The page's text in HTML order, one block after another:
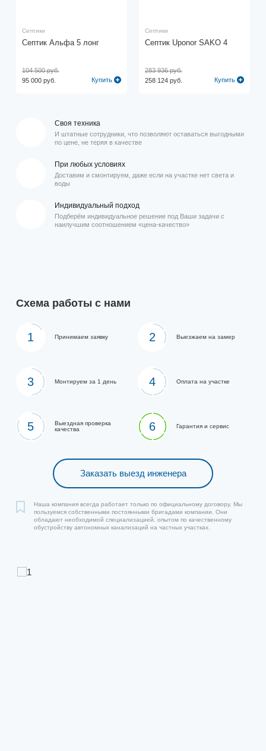
Септики
Септик Альфа 5 лонг
95 000 руб.
104 500 руб.
Купить
Септики
Септик Uponor SAKO 4
258 124 руб.
283 936 руб.
Купить
Своя техника
И штатные сотрудники, что позволяют оставаться выгодными
по цене, не теряя в качестве
При любых условиях
Доставим и смонтируем, даже если на участке нет света и
воды
Индивидуальный подход
Подберём индивидуальное решение под Ваши задачи с
наилучшим соотношением «цена-качество»
Схема работы с нами
1 Принимаем заявку 2 Выезжаем на замер
3 Монтируем за 1 день 4 Оплата на участке
5
Выездная проверка
качества
6 Гарантия и сервис
Заказать выезд инженера
Наша компания всегда работает только по официальному договору. Мы
пользуемся собственными постоянными бригадами компании. Они
обладают необходимой специализацией, опытом по качественному
обустройству автономных канализаций на частных участках.